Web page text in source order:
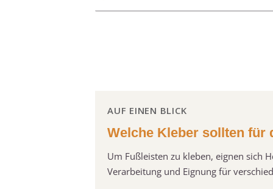
AUF EINEN BLICK
Welche Kleber sollten für
Um Fußleisten zu kleben, eignen sich
Verarbeitung und Eignung für